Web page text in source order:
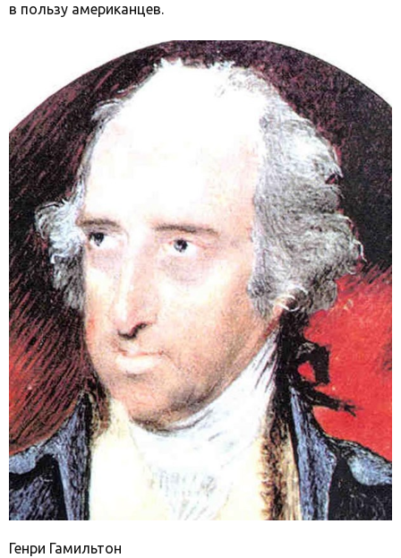
в пользу американцев.
Генри Гамильтон